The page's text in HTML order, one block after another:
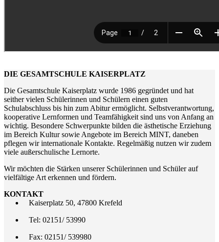
DIE GESAMTSCHULE KAISERPLATZ
Die Gesamtschule Kaiserplatz wurde 1986 gegründet und hat
seither vielen Schülerinnen und Schülern einen guten
Schulabschluss bis hin zum Abitur ermöglicht. Selbstverantwortung,
kooperative Lernformen und Teamfähigkeit sind uns von Anfang an
wichtig. Besondere Schwerpunkte bilden die ästhetische Erziehung
im Bereich Kultur sowie Angebote im Bereich MINT, daneben
pflegen wir internationale Kontakte. Regelmäßig nutzen wir zudem
viele außerschulische Lernorte.
Wir möchten die Stärken unserer Schülerinnen und Schüler auf
vielfältige Art erkennen und fördern.
KONTAKT
Kaiserplatz 50, 47800 Krefeld
Tel: 02151/ 53990
Fax: 02151/ 539980